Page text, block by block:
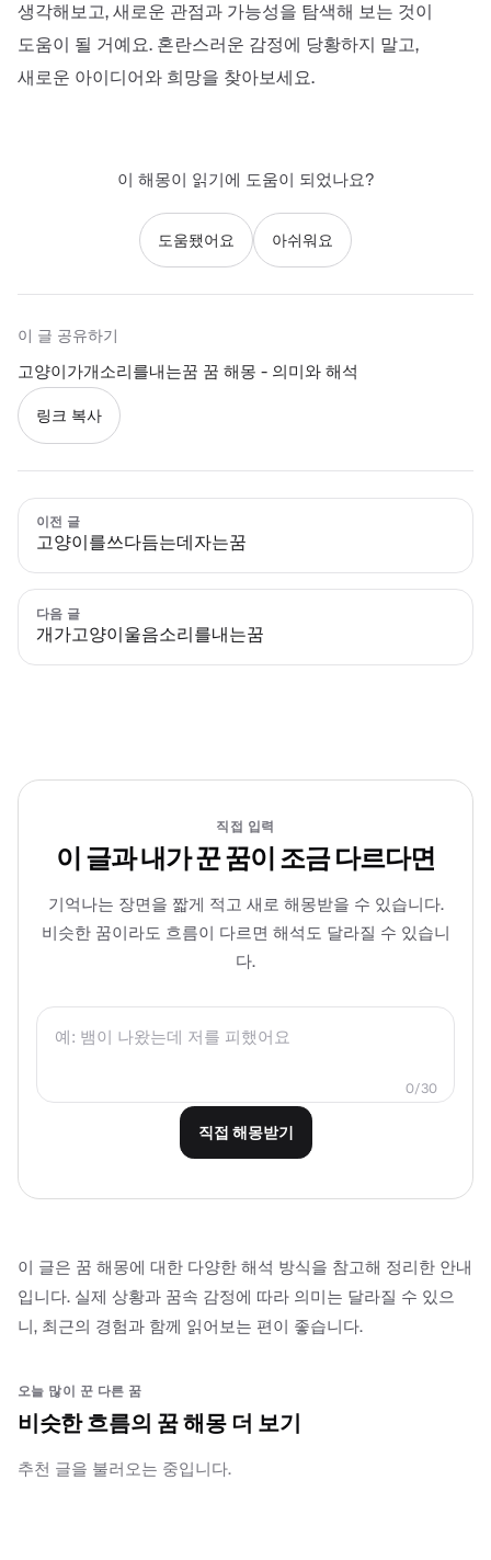
생각해보고, 새로운 관점과 가능성을 탐색해 보는 것이
도움이 될 거예요. 혼란스러운 감정에 당황하지 말고,
새로운 아이디어와 희망을 찾아보세요.
이 해몽이 읽기에 도움이 되었나요?
도움됐어요 아쉬워요
이 글 공유하기
고양이가개소리를내는꿈 꿈 해몽 - 의미와 해석
링크 복사
이전 글
고양이를쓰다듬는데자는꿈
다음 글
개가고양이울음소리를내는꿈
직접 입력
이 글과 내가 꾼 꿈이 조금 다르다면
기억나는 장면을 짧게 적고 새로 해몽받을 수 있습니다.
비슷한 꿈이라도 흐름이 다르면 해석도 달라질 수 있습니
다.
0/30
직접 해몽받기
이 글은 꿈 해몽에 대한 다양한 해석 방식을 참고해 정리한 안내
입니다. 실제 상황과 꿈속 감정에 따라 의미는 달라질 수 있으
니, 최근의 경험과 함께 읽어보는 편이 좋습니다.
오늘 많이 꾼 다른 꿈
비슷한 흐름의 꿈 해몽 더 보기
추천 글을 불러오는 중입니다.